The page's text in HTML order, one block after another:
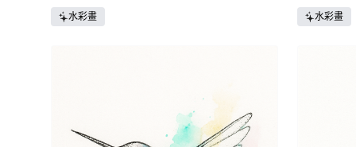
水彩畫 水彩畫